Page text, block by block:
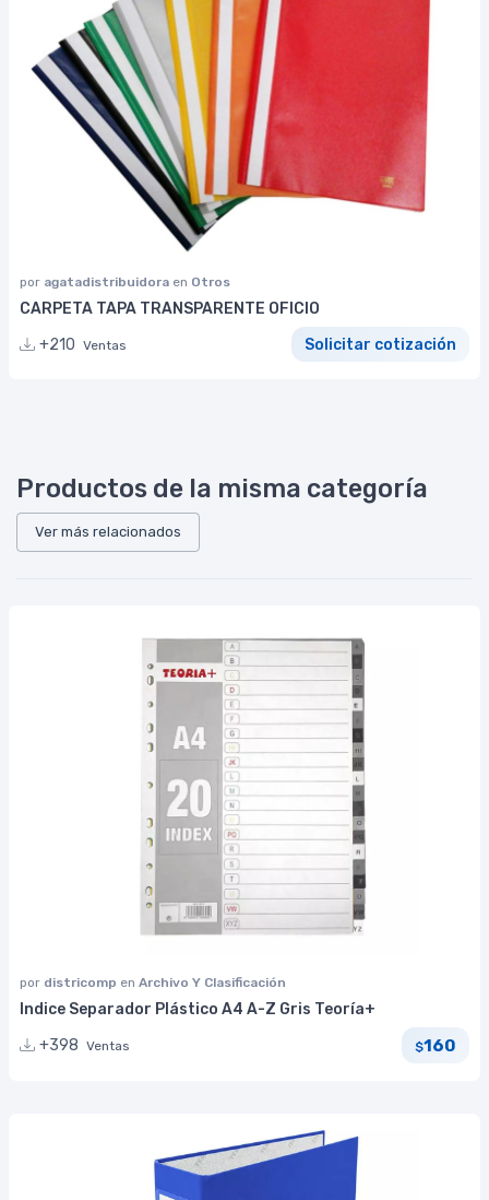
por agatadistribuidora en Otros
CARPETA TAPA TRANSPARENTE OFICIO
+210 Ventas Solicitar cotización
Productos de la misma categoría
Ver más relacionados
por districomp en Archivo Y Clasificación
Indice Separador Plástico A4 A-Z Gris Teoría+
+398 Ventas $160